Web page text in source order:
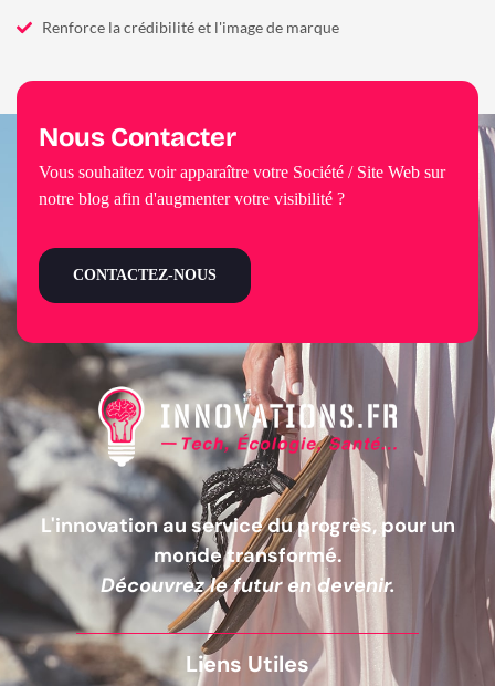
Renforce la crédibilité et l'image de marque
L'innovation au service du progrès, pour un
monde transformé.
Découvrez le futur en devenir.
Liens Utiles
Nous Contacter
Vous souhaitez voir apparaître votre Société / Site Web sur
notre blog afin d'augmenter votre visibilité ?
CONTACTEZ-NOUS